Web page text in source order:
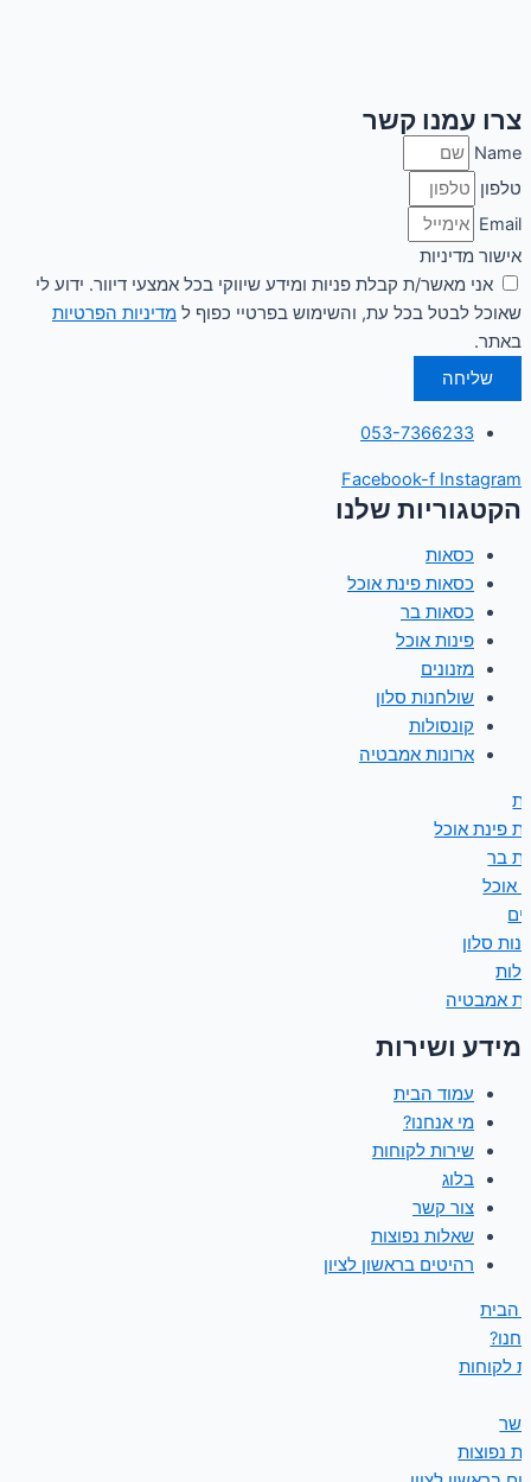
צרו עמנו קשר
Name
טלפון
Email
אישור מדיניות
אני מאשר/ת קבלת פניות ומידע שיווקי בכל אמצעי דיוור. ידוע לי
שאוכל לבטל בכל עת, והשימוש בפרטיי כפוף ל מדיניות הפרטיות
באתר.
שליחה
053-7366233
Facebook-f Instagram
הקטגוריות שלנו
כסאות
כסאות פינת אוכל
כסאות בר
פינות אוכל
מזנונים
שולחנות סלון
קונסולות
ארונות אמבטיה
פינת אוכל
בר
אוכל
סלון
אמבטיה
מידע ושירות
עמוד הבית
מי אנחנו?
שירות לקוחות
בלוג
צור קשר
שאלות נפוצות
רהיטים בראשון לציון
הבית
לקוחות
נפוצות